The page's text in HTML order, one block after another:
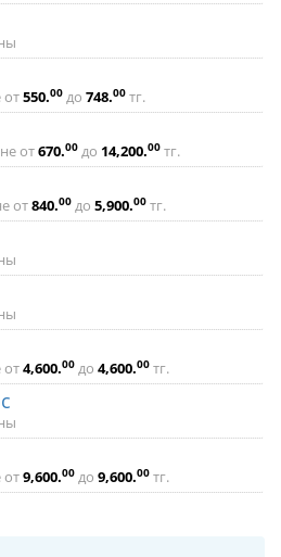
от550.00 до 748.00 тг.
от670.00 до 14,200.00 тг.
от840.00 до 5,900.00 тг.
от4,600.00 до 4,600.00 тг.
от9,600.00 до 9,600.00 тг.